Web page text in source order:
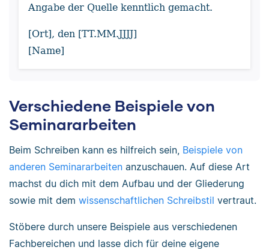
Angabe der Quelle kenntlich gemacht.
[Ort], den [TT.MM.JJJJ]
[Name]
Verschiedene Beispiele von
Seminararbeiten
Beim Schreiben kann es hilfreich sein, Beispiele von
anderen Seminararbeiten anzuschauen. Auf diese Art
machst du dich mit dem Aufbau und der Gliederung
sowie mit dem wissenschaftlichen Schreibstil vertraut.
Stöbere durch unsere Beispiele aus verschiedenen
Fachbereichen und lasse dich für deine eigene